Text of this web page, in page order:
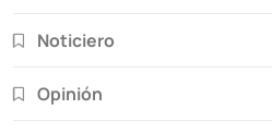
Noticiero
Opinión